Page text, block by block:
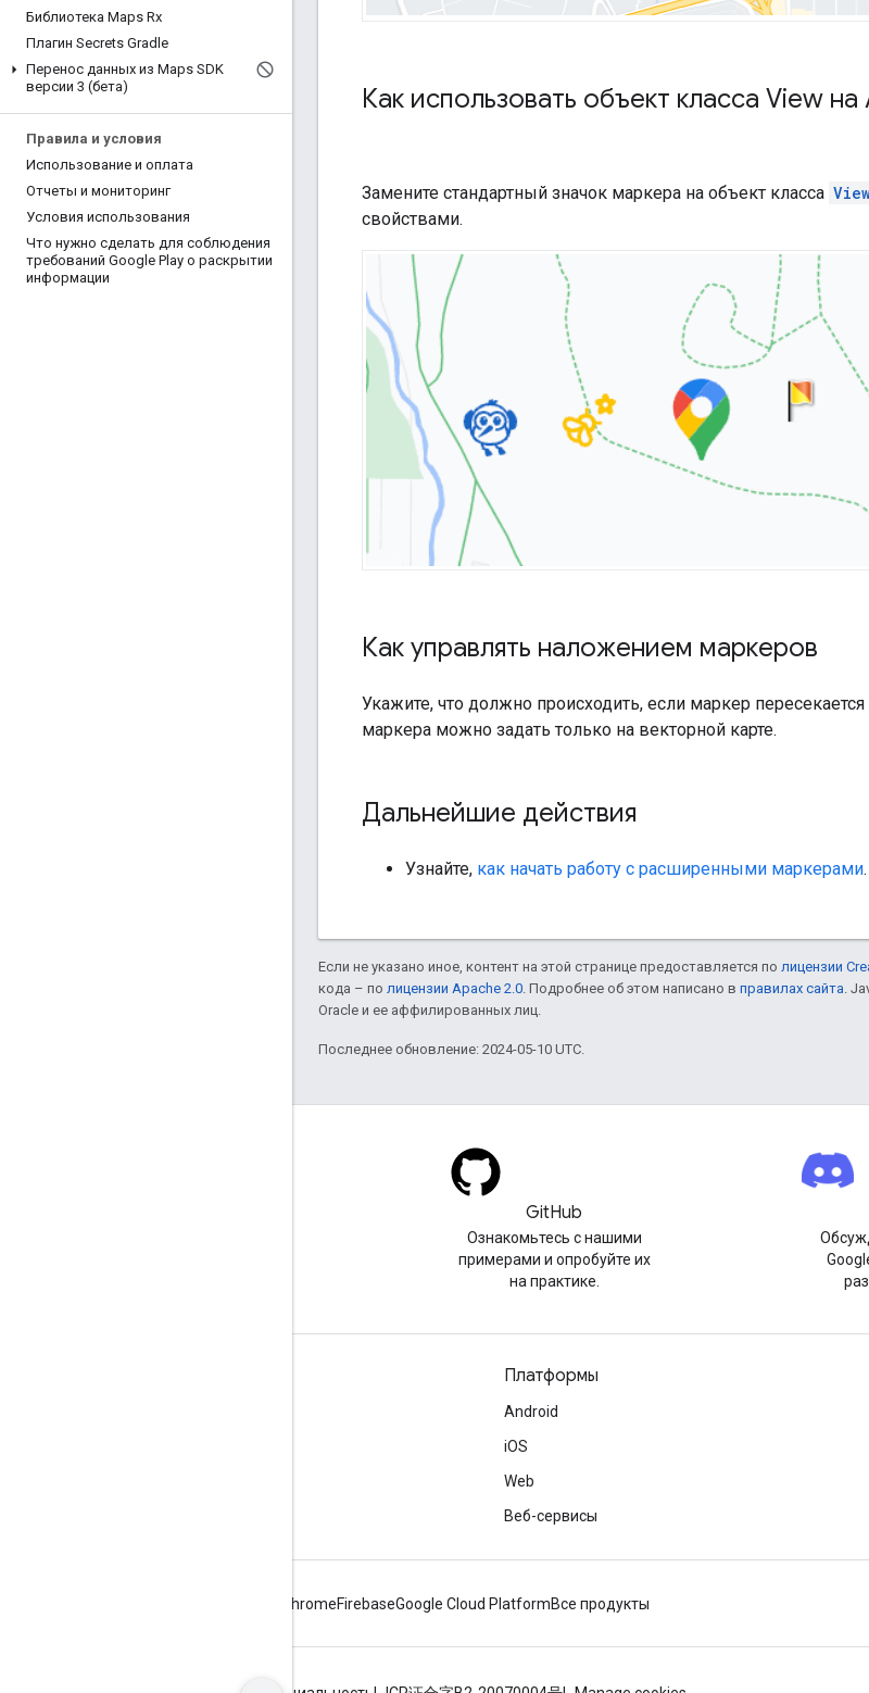
Библиотека Maps Rx
Плагин Secrets Gradle
Перенос данных из Maps SDK
версии 3 (бета)
Правила и условия
Использование и оплата
Отчеты и мониторинг
Условия использования
Что нужно сделать для соблюдения
требований Google Play о раскрытии
информации
Как использовать объект класса View
Замените стандартный значок маркера на объект класса
свойствами.
Как управлять наложением маркеров
Укажите, что должно происходить, если маркер
маркера можно задать только на векторной карте.
Дальнейшие действия
Узнайте, как начать работу с расширенными маркерами.
Если не указано иное, контент на этой странице предоставляется по лицензии
кода – по лицензии Apache 2.0 . Подробнее об этом написано в правилах сайта .
Oracle и ее аффилированных лиц.
Последнее обновление: 2024-05-10 UTC.
GitHub
Ознакомьтесь с нашими
примерами и опробуйте их
на практике.
Платформы
Android
iOS
Web
Веб-сервисы
ChromeFirebaseGoogle Cloud PlatformВсе продукты